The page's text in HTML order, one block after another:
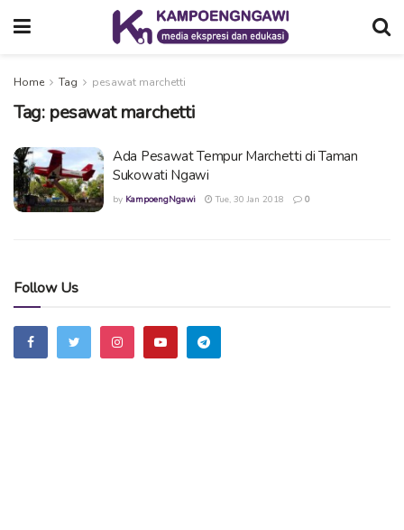
Home Tag pesawat marchetti
Tag: pesawat marchetti
Ada Pesawat Tempur Marchetti di Taman
Sukowati Ngawi
by KampoengNgawi Tue, 30 Jan 2018 0
Follow Us